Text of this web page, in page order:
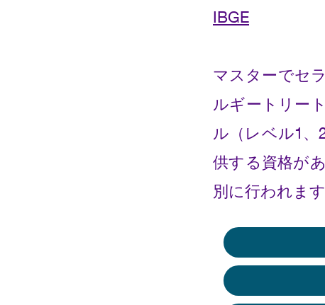
IBGE
マスターでセ
ルギートリー
ル（レベル1
供する資格が
別に行われます